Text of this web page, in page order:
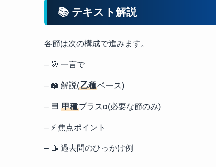
📚 テキスト解説
各節は次の構成で進みます。
– 🎯 一言で
– 📖 解説(乙種ベース)
– 🟦 甲種プラスα(必要な節のみ)
– ⚡ 焦点ポイント
– 📝 過去問のひっかけ例